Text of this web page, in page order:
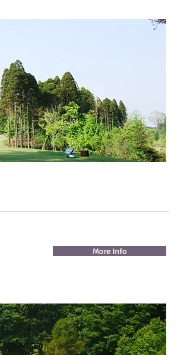
More Info